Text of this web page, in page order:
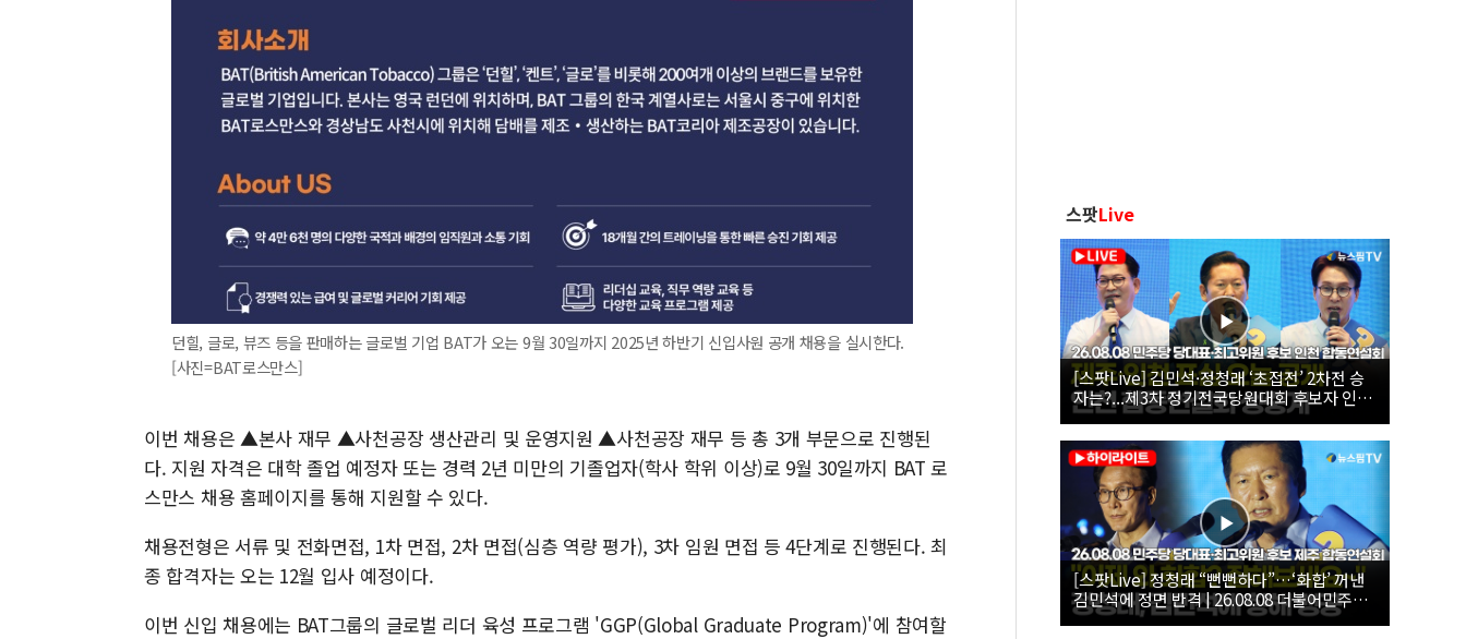
던힐, 글로, 뷰즈 등을 판매하는 글로벌 기업 BAT가 오는 9월 30일까지 2025년 하반기 신입사원 공개 채용을 실시한다.
[사진=BAT로스만스]
이번 채용은 ▲본사 재무 ▲사천공장 생산관리 및 운영지원 ▲사천공장 재무 등 총 3개 부문으로 진행된
다. 지원 자격은 대학 졸업 예정자 또는 경력 2년 미만의 기졸업자(학사 학위 이상)로 9월 30일까지 BAT 로
스만스 채용 홈페이지를 통해 지원할 수 있다.
채용전형은 서류 및 전화면접, 1차 면접, 2차 면접(심층 역량 평가), 3차 임원 면접 등 4단계로 진행된다. 최
종 합격자는 오는 12월 입사 예정이다.
이번 신입 채용에는 BAT그룹의 글로벌 리더 육성 프로그램 'GGP(Global Graduate Program)'에 참여할
스팟Live
[스팟Live] 김민석·정청래 ‘초접전’ 2차전 승
자는?...제3차 정기전국당원대회 후보자 인천
합동연설회 생중계 | 26.08.08
[스팟Live] 정청래 “뻔뻔하다”…‘화합’ 꺼낸
김민석에 정면 반격 | 26.08.08 더불어민주당
당대표·최고위원 후보 제주 합동연설회